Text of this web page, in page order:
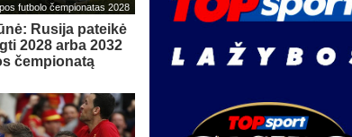
futbolo čempionatas 2028
Rusija pateikė
2028 arba 2032
čempionatą